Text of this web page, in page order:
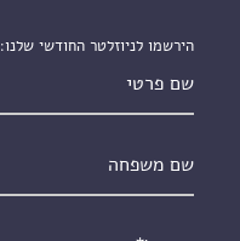
הירשמו לניוזלטר החודשי שלנו: